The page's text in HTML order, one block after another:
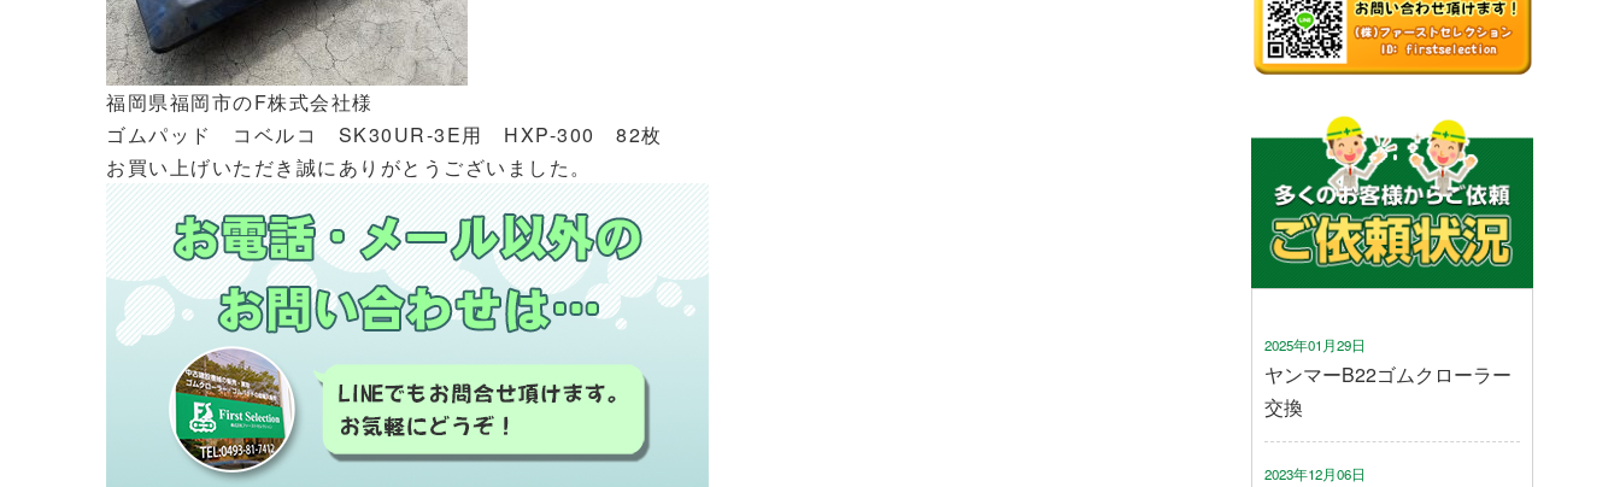
福岡県福岡市のF株式会社様
ゴムパッド コベルコ SK30UR-3E用 HXP-300 82枚
お買い上げいただき誠にありがとうございました。
2025年01月29日
ヤンマーB22ゴムクローラー
交換
2023年12月06日